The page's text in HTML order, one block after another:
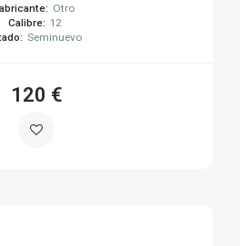
Otro
Calibre: 12
Seminuevo
120 €